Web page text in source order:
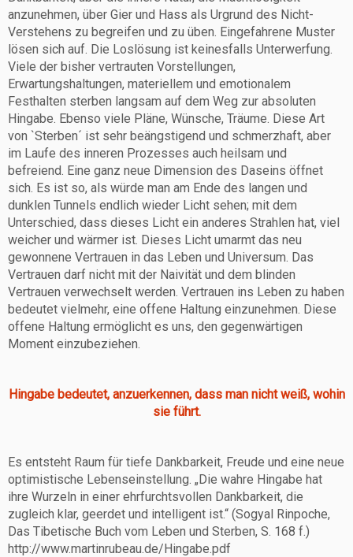
anzunehmen, über Gier und Hass als Urgrund des Nicht-
Verstehens zu begreifen und zu üben. Eingefahrene Muster
lösen sich auf. Die Loslösung ist keinesfalls Unterwerfung.
Viele der bisher vertrauten Vorstellungen,
Erwartungshaltungen, materiellem und emotionalem
Festhalten sterben langsam auf dem Weg zur absoluten
Hingabe. Ebenso viele Pläne, Wünsche, Träume. Diese Art
von `Sterben´ ist sehr beängstigend und schmerzhaft, aber
im Laufe des inneren Prozesses auch heilsam und
befreiend. Eine ganz neue Dimension des Daseins öffnet
sich. Es ist so, als würde man am Ende des langen und
dunklen Tunnels endlich wieder Licht sehen; mit dem
Unterschied, dass dieses Licht ein anderes Strahlen hat, viel
weicher und wärmer ist. Dieses Licht umarmt das neu
gewonnene Vertrauen in das Leben und Universum. Das
Vertrauen darf nicht mit der Naivität und dem blinden
Vertrauen verwechselt werden. Vertrauen ins Leben zu haben
bedeutet vielmehr, eine offene Haltung einzunehmen. Diese
offene Haltung ermöglicht es uns, den gegenwärtigen
Moment einzubeziehen.
Hingabe bedeutet, anzuerkennen, dass man nicht weiß, wohin
sie führt.
Es entsteht Raum für tiefe Dankbarkeit, Freude und eine neue
optimistische Lebenseinstellung. „Die wahre Hingabe hat
ihre Wurzeln in einer ehrfurchtsvollen Dankbarkeit, die
zugleich klar, geerdet und intelligent ist.“ (Sogyal Rinpoche,
Das Tibetische Buch vom Leben und Sterben, S. 168 f.)
http://www.martinrubeau.de/Hingabe.pdf